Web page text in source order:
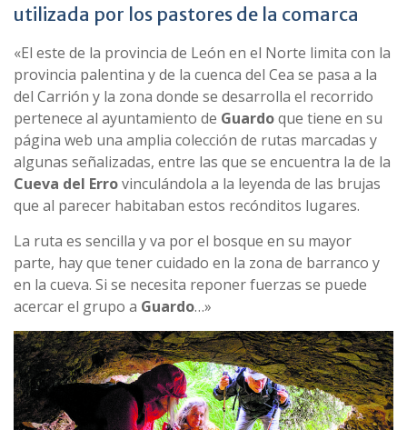
utilizada por los pastores de la comarca
«El este de la provincia de León en el Norte limita con la
provincia palentina y de la cuenca del Cea se pasa a la
del Carrión y la zona donde se desarrolla el recorrido
pertenece al ayuntamiento de Guardoque tiene en su
página web una amplia colección de rutas marcadas y
algunas señalizadas, entre las que se encuentra la de la
Cueva del Errovinculándola a la leyenda de las brujas
que al parecer habitaban estos recónditos lugares.
La ruta es sencilla y va por el bosque en su mayor
parte, hay que tener cuidado en la zona de barranco y
en la cueva. Si se necesita reponer fuerzas se puede
acercar el grupo a Guardo…»